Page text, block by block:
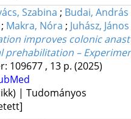
Szabina ; Budai, András
; Makra, Nóra ; Juhász, János
improves colonic
prehabilitation –
109677 , 13 p. (2025)
| Tudományos